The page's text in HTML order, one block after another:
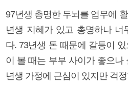
97년생 총명한 두뇌를 업무에
년생 지혜가 있고 총명하나 너
다. 73년생 돈 때문에 갈등이
이 볼 때는 부부 사이가 좋으나
년생 가정에 근심이 있지만 걱